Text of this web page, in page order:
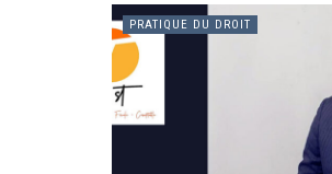
PRATIQUE DU DROIT